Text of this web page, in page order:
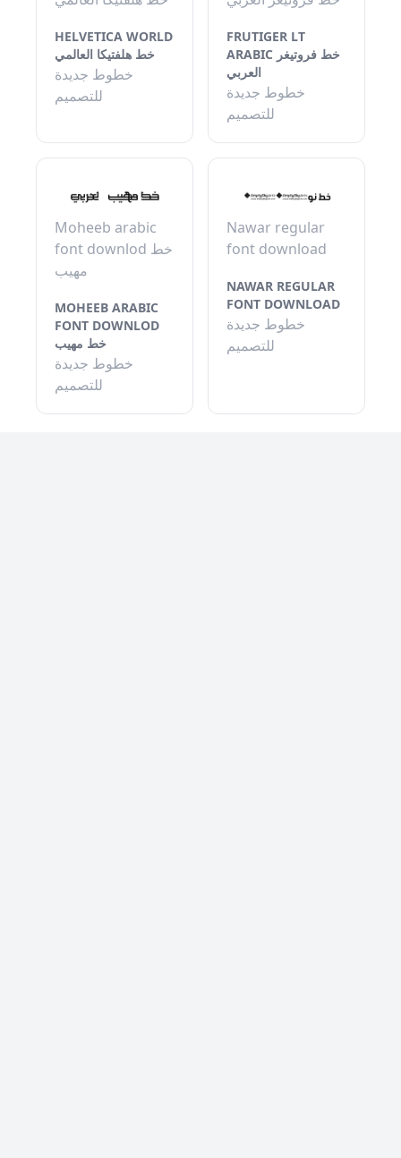
HELVETICA WORLD
خط هلفتيكا العالمي
خطوط جديدة
للتصميم
FRUTIGER LT
ARABIC خط فروتيغر
العربي
خطوط جديدة
للتصميم
Moheeb arabic
font downlod خط
مهيب
MOHEEB ARABIC
FONT DOWNLOD
خط مهيب
خطوط جديدة
للتصميم
Nawar regular
font download
NAWAR REGULAR
FONT DOWNLOAD
خطوط جديدة
للتصميم